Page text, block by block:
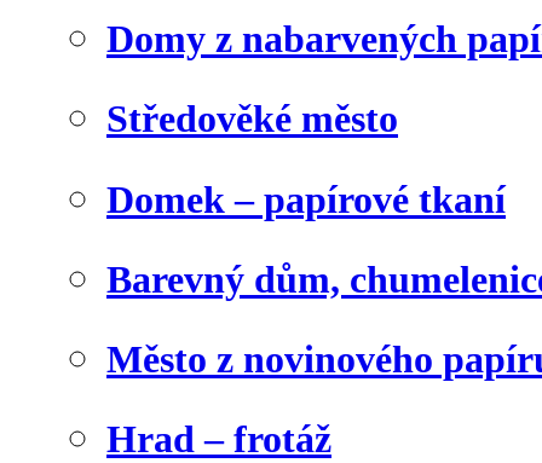
Domy z nabarvených
Středověké město
Domek – papírové tkaní
Barevný dům,
Město z novinového
Hrad – frotáž